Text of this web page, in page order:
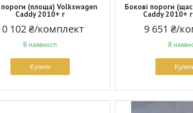
пороги (площа) Volkswagen
Caddy 2010+ г
102 ₴/комплект
В наявності
Купити
Бокові пороги
Caddy 2010+
9 651 ₴/
В